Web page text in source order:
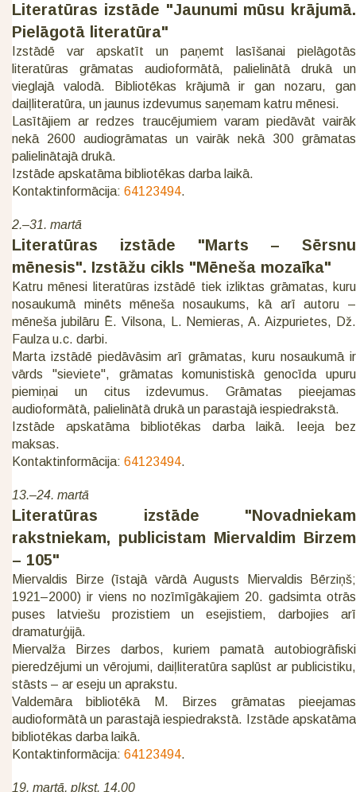
Literatūras izstāde "Jaunumi mūsu krājumā.
Pielāgotā literatūra"
Izstādē var apskatīt un paņemt lasīšanai pielāgotās
literatūras grāmatas audioformātā, palielinātā drukā un
vieglajā valodā. Bibliotēkas krājumā ir gan nozaru, gan
daiļliteratūra, un jaunus izdevumus saņemam katru mēnesi.
Lasītājiem ar redzes traucējumiem varam piedāvāt vairāk
nekā 2600 audiogrāmatas un vairāk nekā 300 grāmatas
palielinātajā drukā.
Izstāde apskatāma bibliotēkas darba laikā.
Kontaktinformācija: 64123494.
2.–31. martā
Literatūras izstāde "Marts – Sērsnu
mēnesis". Izstāžu cikls "Mēneša mozaīka"
Katru mēnesi literatūras izstādē tiek izliktas grāmatas, kuru
nosaukumā minēts mēneša nosaukums, kā arī autoru –
mēneša jubilāru Ē. Vilsona, L. Nemieras, A. Aizpurietes, Dž.
Faulza u.c. darbi.
Marta izstādē piedāvāsim arī grāmatas, kuru nosaukumā ir
vārds "sieviete", grāmatas komunistiskā genocīda upuru
piemiņai un citus izdevumus. Grāmatas pieejamas
audioformātā, palielinātā drukā un parastajā iespiedrakstā.
Izstāde apskatāma bibliotēkas darba laikā. Ieeja bez
maksas.
Kontaktinformācija: 64123494.
13.–24. martā
Literatūras izstāde "Novadniekam
rakstniekam, publicistam Miervaldim Birzem
– 105"
Miervaldis Birze (īstajā vārdā Augusts Miervaldis Bērziņš;
1921–2000) ir viens no nozīmīgākajiem 20. gadsimta otrās
puses latviešu prozistiem un esejistiem, darbojies arī
dramaturģijā.
Miervalža Birzes darbos, kuriem pamatā autobiogrāfiski
pieredzējumi un vērojumi, daiļliteratūra saplūst ar publicistiku,
stāsts – ar eseju un aprakstu.
Valdemāra bibliotēkā M. Birzes grāmatas pieejamas
audioformātā un parastajā iespiedrakstā. Izstāde apskatāma
bibliotēkas darba laikā.
Kontaktinformācija: 64123494.
19. martā, plkst. 14.00